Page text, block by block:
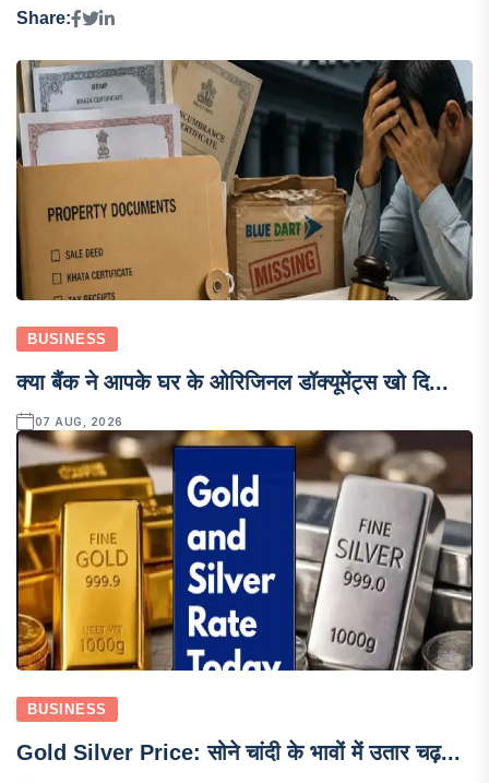
Share:
BUSINESS
क्या बैंक ने आपके घर के ओरिजिनल डॉक्यूमेंट्स खो दि...
07 AUG, 2026
BUSINESS
Gold Silver Price: सोने चांदी के भावों में उतार चढ़...